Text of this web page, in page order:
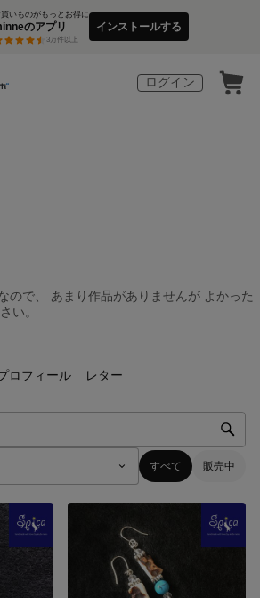
買いものがもっとお得に
のアプリ
3万件以上
インストールする
ログイン
ので、 あまり作品がありませんが よかった
い。
ロフィール レター
すべて 販売中